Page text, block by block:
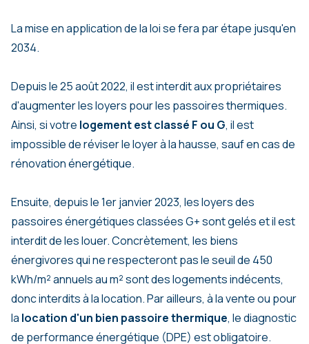
La mise en application de la loi se fera par étape jusqu'en
2034.
Depuis le 25 août 2022, il est interdit aux propriétaires
d'augmenter les loyers pour les passoires thermiques.
Ainsi, si votre logement est classé F ou G, il est
impossible de réviser le loyer à la hausse, sauf en cas de
rénovation énergétique.
Ensuite, depuis le 1er janvier 2023, les loyers des
passoires énergétiques classées G+ sont gelés et il est
interdit de les louer. Concrètement, les biens
énergivores qui ne respecteront pas le seuil de 450
kWh/m² annuels au m² sont des logements indécents,
donc interdits à la location. Par ailleurs, à la vente ou pour
la location d'un bien passoire thermique, le diagnostic
de performance énergétique (DPE) est obligatoire.